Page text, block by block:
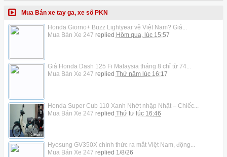
Mua Bán xe tay ga, xe số PKN
Honda Giorno+ Buzz Lightyear về Việt Nam? Giá...
Mua Bán Xe 247 replied Hôm qua, lúc 15:57
Giá Honda Dash 125 Fi Malaysia tháng 8 chỉ từ 74...
Mua Bán Xe 247 replied Thứ năm lúc 16:17
Honda Super Cub 110 Xanh Nhớt nhập Nhật – Chiếc...
Mua Bán Xe 247 replied Thứ tư lúc 16:46
Hyosung GV350X chính thức ra mắt Việt Nam, động...
Mua Bán Xe 247 replied 1/8/26